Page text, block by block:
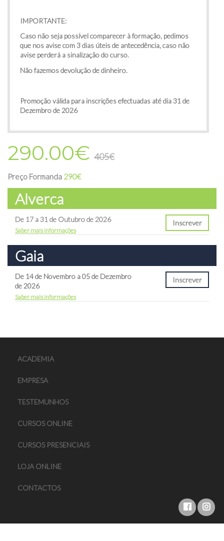
IMPORTANTE:
Caso não seja possível comparecer à formação, pedimos
que nos avise com 3 dias úteis de antecedência, caso não
avise perderá a sinalização do curso.
Não fazemos devolução de dinheiro.
Promoção válida para inscrições efectuadas até dia 31 de
Dezembro de 2026
290.00€ 405€
Preço Formanda 290€
Alverca
De 17 a 31 de Outubro de 2026
Saber mais informações
Inscrever
Gaia
De 14 de Novembro a 05 de Dezembro
de 2026
Saber mais informações
Inscrever
ACADEMIA
EMPRESA
TESTEMUNHOS
CURSOS ONLINE
CURSOS PRESENCIAIS
LOJA ONLINE
CONTACTOS